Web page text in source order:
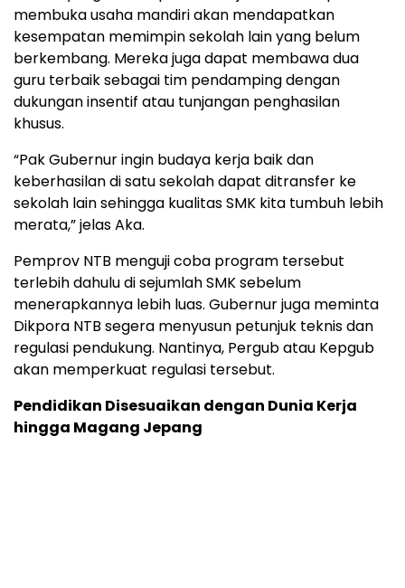
membuka usaha mandiri akan mendapatkan
kesempatan memimpin sekolah lain yang belum
berkembang. Mereka juga dapat membawa dua
guru terbaik sebagai tim pendamping dengan
dukungan insentif atau tunjangan penghasilan
khusus.
“Pak Gubernur ingin budaya kerja baik dan
keberhasilan di satu sekolah dapat ditransfer ke
sekolah lain sehingga kualitas SMK kita tumbuh lebih
merata,” jelas Aka.
Pemprov NTB menguji coba program tersebut
terlebih dahulu di sejumlah SMK sebelum
menerapkannya lebih luas. Gubernur juga meminta
Dikpora NTB segera menyusun petunjuk teknis dan
regulasi pendukung. Nantinya, Pergub atau Kepgub
akan memperkuat regulasi tersebut.
Pendidikan Disesuaikan dengan Dunia Kerja
hingga Magang Jepang